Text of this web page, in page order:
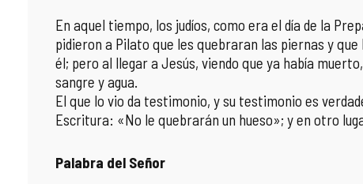
En aquel tiempo, los judíos, como era el día de la
pidieron a Pilato que les quebraran las piernas y
él; pero al llegar a Jesús, viendo que ya había
sangre y agua.
El que lo vio da testimonio, y su testimonio es
Escritura: «No le quebrarán un hueso»; y en otro
Palabra del Señor